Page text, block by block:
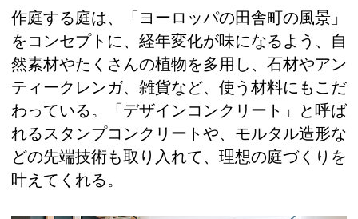
作庭する庭は、「ヨーロッパの田舎町の風景」
をコンセプトに、経年変化が味になるよう、自
然素材やたくさんの植物を多用し、石材やアン
ティークレンガ、雑貨など、使う材料にもこだ
わっている。「デザインコンクリート」と呼ば
れるスタンプコンクリートや、モルタル造形な
どの先端技術も取り入れて、理想の庭づくりを
叶えてくれる。